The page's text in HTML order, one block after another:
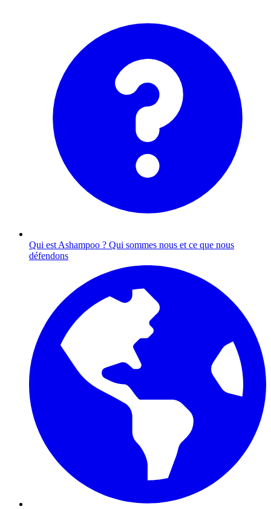
Qui est Ashampoo ? Qui sommes nous et ce que nous
défendons